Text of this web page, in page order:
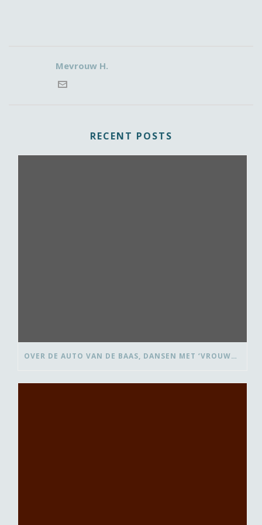
Mevrouw H.
RECENT POSTS
OVER DE AUTO VAN DE BAAS, DANSEN MET ‘VROUWEN VAN’ EN BEDANK-BLOMMEN